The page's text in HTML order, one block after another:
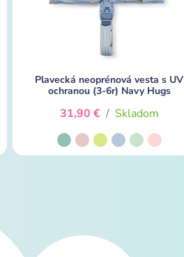
Plavecká neoprénová vesta s UV
ochranou (3-6r) Navy Hugs
31,90 € / Skladom